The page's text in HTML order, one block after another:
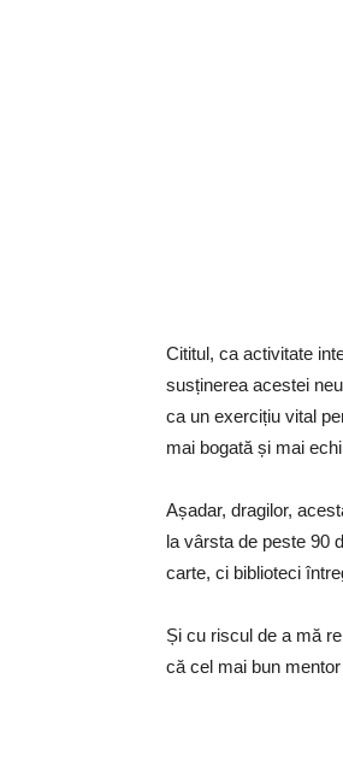
Cititul, ca activitate
susținerea acestei
ca un exercițiu vital
mai bogată și mai
Așadar, dragilor,
la vârsta de peste 90
carte, ci biblioteci
Și cu riscul de a mă
că cel mai bun